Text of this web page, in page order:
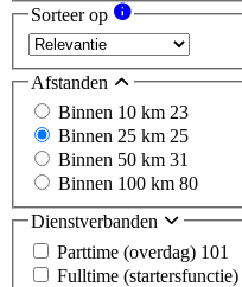
Sorteer op
Afstanden
Binnen 10 km 23
Binnen 25 km 25
Binnen 50 km 31
Binnen 100 km 80
Dienstverbanden
Parttime (overdag) 101
Fulltime (startersfunctie)